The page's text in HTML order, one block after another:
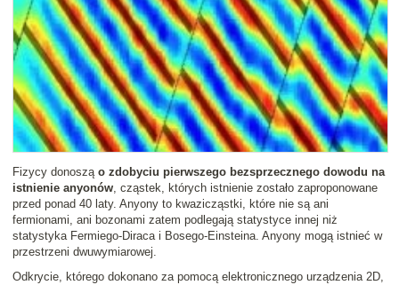
Fizycy donoszą o zdobyciu pierwszego bezsprzecznego dowodu na
istnienie anyonów, cząstek, których istnienie zostało zaproponowane
przed ponad 40 laty. Anyony to kwazicząstki, które nie są ani
fermionami, ani bozonami zatem podlegają statystyce innej niż
statystyka Fermiego-Diraca i Bosego-Einsteina. Anyony mogą istnieć w
przestrzeni dwuwymiarowej.
Odkrycie, którego dokonano za pomocą elektronicznego urządzenia 2D,